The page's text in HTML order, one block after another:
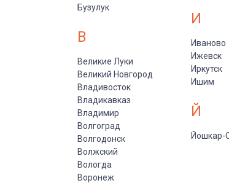
Бузулук
В
Великие Луки
Великий Новгород
Владивосток
Владикавказ
Владимир
Волгоград
Волгодонск
Волжский
Вологда
Воронеж
И
Иваново
Ижевск
Иркутск
Ишим
Й
Йошкар-